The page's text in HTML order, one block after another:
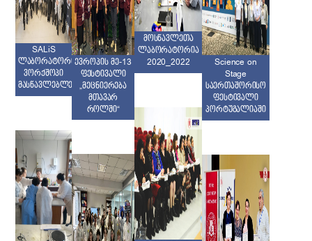
SALiS
ლაბორატორიაში
ვორქშოპი
მასწავლებლებისთვის
ევროპის მე-13
ფესტივალი
„მეცნიერება
მთავარ
როლში“
მოსწავლეთა
ლაბორატორია
2020_2022
Science on
Stage
საერთაშორისო
ფესტივალი
პორტუგალიაში